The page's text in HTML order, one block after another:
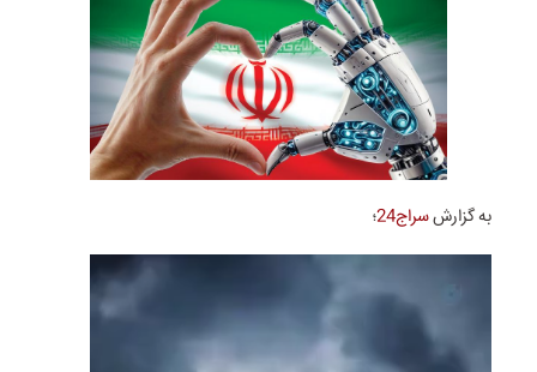
به گزارشسراج24 ؛